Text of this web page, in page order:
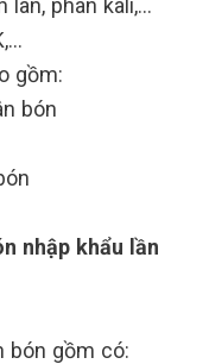
gồm:
bón
nhập khẩu lần
bón gồm có: